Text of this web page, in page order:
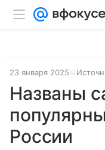
23 января 2025
Названы
России